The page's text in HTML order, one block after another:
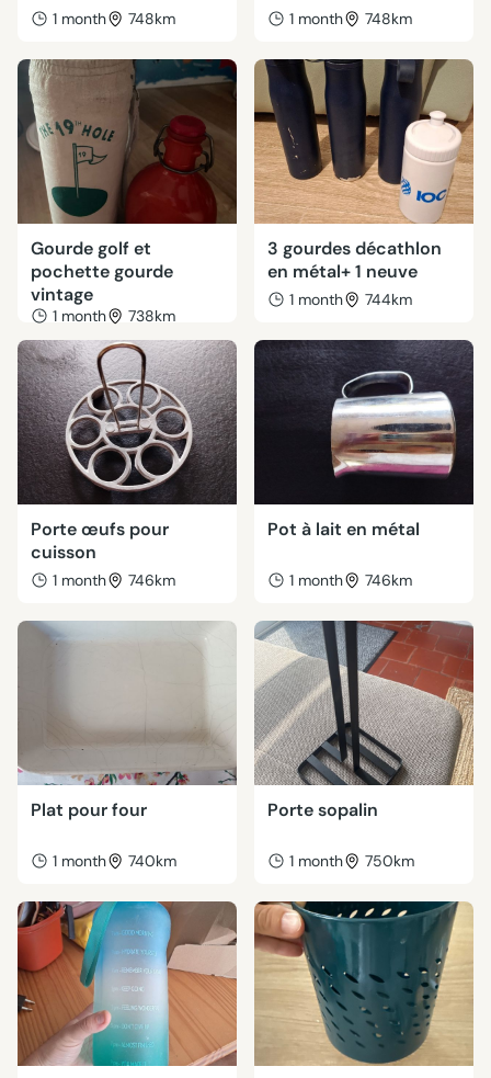
1 month 748km 1 month 748km
Gourde golf et
pochette gourde
vintage
1 month 738km
3 gourdes décathlon
en métal+ 1 neuve
1 month 744km
Porte œufs pour
cuisson
1 month 746km
Pot à lait en métal
1 month 746km
Plat pour four
1 month 740km
Porte sopalin
1 month 750km